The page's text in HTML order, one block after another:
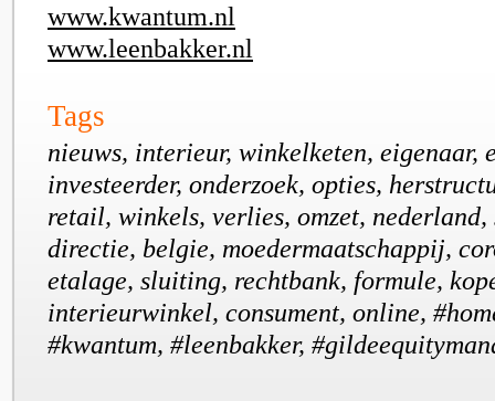
www.kwantum.nl
www.leenbakker.nl
Tags
nieuws, interieur, winkelketen, eigenaar,
investeerder, onderzoek, opties,
retail, winkels, verlies, omzet,
directie, belgie, moedermaatschappij,
etalage, sluiting, rechtbank, formule,
interieurwinkel, consument, online,
#kwantum, #leenbakker,